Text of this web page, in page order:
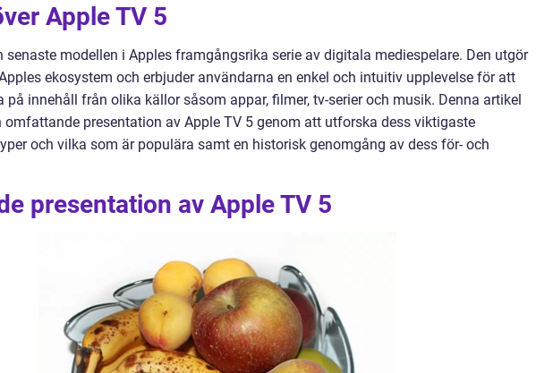
Apple TV 5
senaste modellen i Apples framgångsrika serie av digitala mediespelare. Den utgör
ekosystem och erbjuder användarna en enkel och intuitiv upplevelse för att
innehåll från olika källor såsom appar, filmer, tv-serier och musik. Denna artikel
omfattande presentation av Apple TV 5 genom att utforska dess viktigaste
och vilka som är populära samt en historisk genomgång av dess för- och
presentation av Apple TV 5